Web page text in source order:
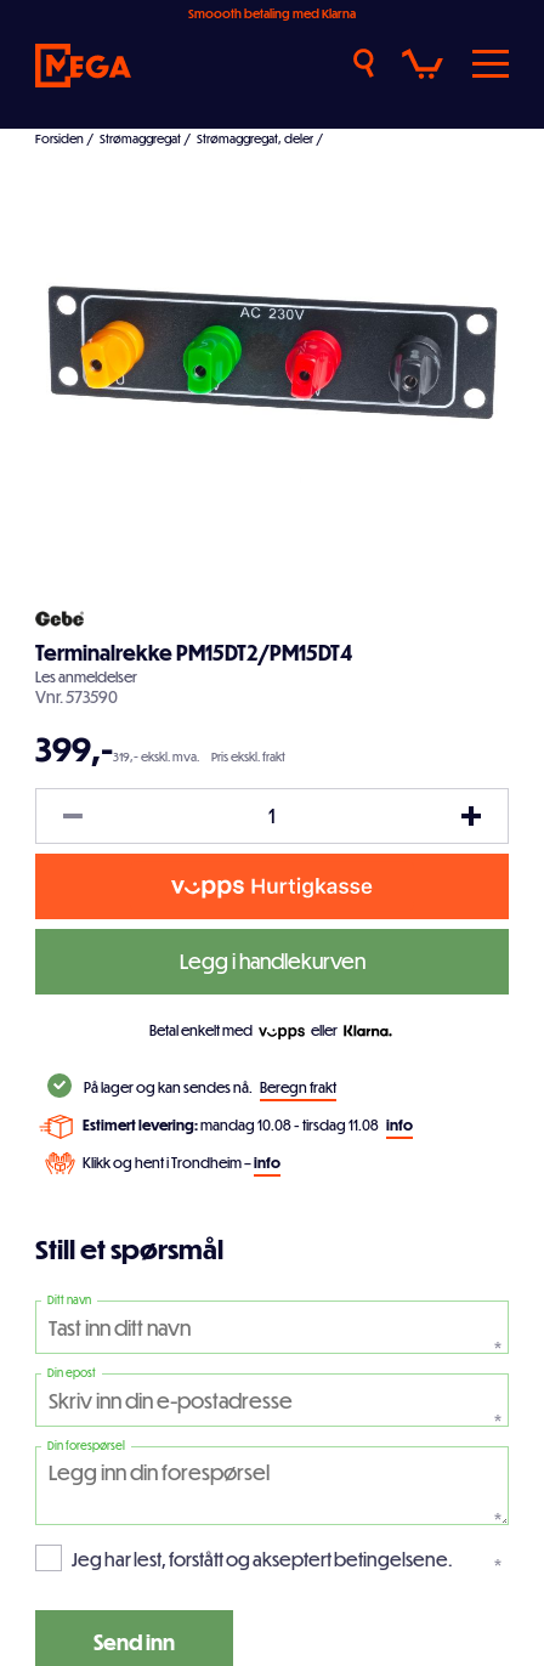
Smoooth betaling med Klarna
Forsiden / Strømaggregat / Strømaggregat, deler /
Terminalrekke PM15DT2/PM15DT4
Lesanmeldelser
Vnr.573590
399,-319,- ekskl. mva. Pris ekskl. frakt
Legg i handlekurven
Betal enkelt med eller
På lager og kan sendes nå. Beregn frakt
Estimert levering:mandag 10.08 - tirsdag 11.08 info
Klikk og hent i Trondheim –info
Still et spørsmål
Ditt navn
*
Din epost
*
Din forespørsel
*
Jeg har lest, forstått og akseptert betingelsene. *